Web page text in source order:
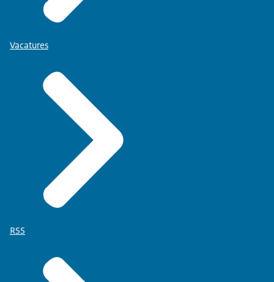
Vacatures
RSS